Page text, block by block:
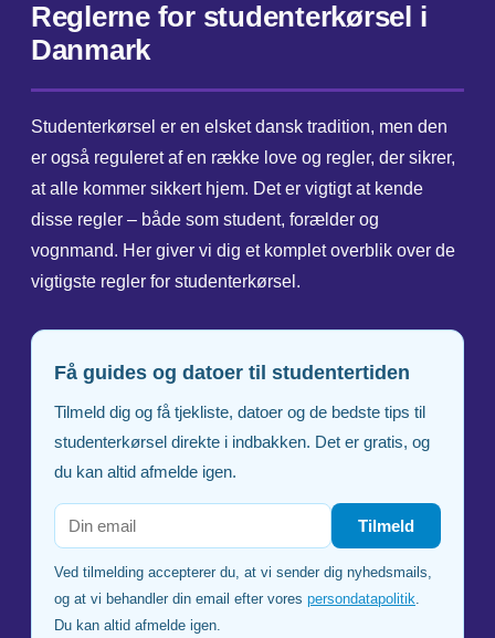
Reglerne for studenterkørsel i
Danmark
Studenterkørsel er en elsket dansk tradition, men den
er også reguleret af en række love og regler, der sikrer,
at alle kommer sikkert hjem. Det er vigtigt at kende
disse regler – både som student, forælder og
vognmand. Her giver vi dig et komplet overblik over de
vigtigste regler for studenterkørsel.
Få guides og datoer til studentertiden
Tilmeld dig og få tjekliste, datoer og de bedste tips til
studenterkørsel direkte i indbakken. Det er gratis, og
du kan altid afmelde igen.
Tilmeld
Ved tilmelding accepterer du, at vi sender dig nyhedsmails,
og at vi behandler din email efter vores persondatapolitik
Du kan altid afmelde igen.